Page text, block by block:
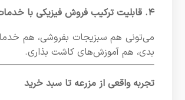
۴. قابلیت ترکیب فروش فیزیکی با خدمات
می‌تونی هم سبزیجات بفروشی، هم
بدی، هم آموزش‌های کاشت بذاری.
تجربه واقعی از مزرعه تا سبد خرید